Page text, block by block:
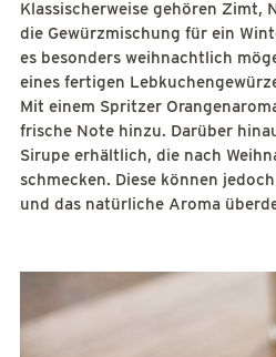
Klassischerweise gehören Zimt,
die Gewürzmischung für ein
es besonders weihnachtlich
eines fertigen
Mit einem Spritzer
frische Note hinzu. Darüber
Sirupe erhältlich, die nach
schmecken. Diese können
und das natürliche Aroma